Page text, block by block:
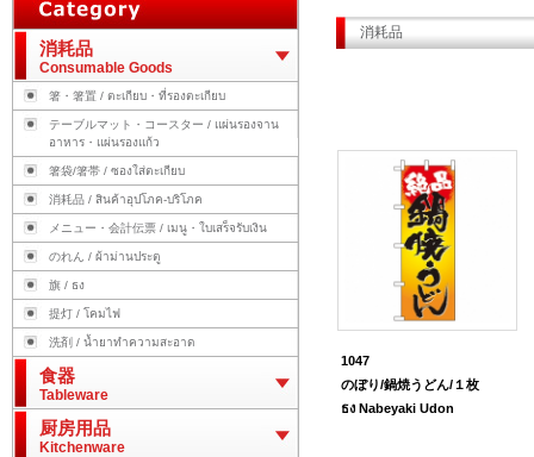
消耗品
Consumable Goods
箸・箸置 / ตะเกียบ・ที่รองตะเกียบ
テーブルマット・コースター / แผ่นรองจาน
อาหาร・แผ่นรองแก้ว
箸袋/箸帯 / ซองใส่ตะเกียบ
消耗品 / สินค้าอุปโภค-บริโภค
メニュー・会計伝票 / เมนู・ใบเสร็จรับเงิน
のれん / ผ้าม่านประตู
旗 / ธง
提灯 / โคมไฟ
洗剤 / น้ำยาทำความสะอาด
食器
Tableware
厨房用品
Kitchenware
消耗品
1047
のぼり/鍋焼うどん/１枚
ธง Nabeyaki Udon